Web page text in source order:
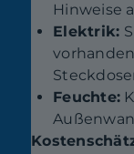
Hinweise
Elektrik:
Feuchte: